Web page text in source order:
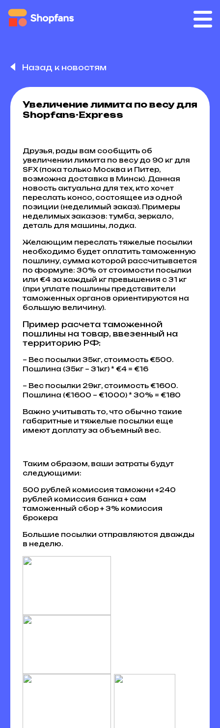
Назад к новостям
Увеличение лимита по весу для
Shopfans-Express
Друзья, рады вам сообщить об
увеличении лимита по весу до 90 кг для
SFX (пока только Москва и Питер,
возможна доставка в Минск). Данная
новость актуальна для тех, кто хочет
переслать консо, состоящее из одной
позиции (неделимый заказ). Примеры
неделимых заказов: тумба, зеркало,
деталь для машины, лодка.
Желающим переслать тяжелые посылки
необходимо будет оплатить таможенную
пошлину, сумма которой рассчитывается
по формуле: 30% от стоимости посылки
или €4 за каждый кг превышения с 31 кг
(при уплате пошлины представители
таможенных органов ориентируются на
большую величину).
Пример расчета таможенной
пошлины на товар, ввезенный на
территорию РФ:
– Вес посылки 35кг, стоимость €500.
Пошлина (35кг – 31кг) * €4 = €16
– Вес посылки 29кг, стоимость €1600.
Пошлина (€1600 – €1000) * 30% = €180
Важно учитывать то, что обычно такие
габаритные и тяжелые посылки еще
имеют доплату за объемный вес.
Таким образом, ваши затраты будут
следующими:
500 рублей комиссия таможни +240
рублей комиссия банка + сам
таможенный сбор + 3% комиссия
брокера
Большие посылки отправляются дважды
в неделю.